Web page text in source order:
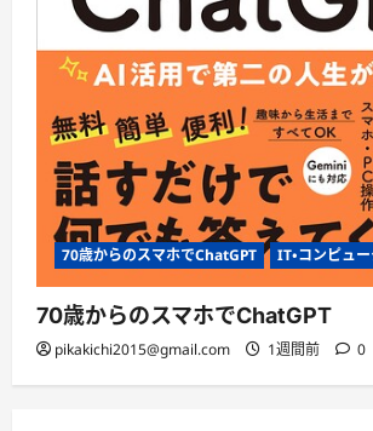
70歳からのスマホでChatGPT IT・コンピュ
70歳からのスマホでChatGPT
pikakichi2015@gmail.com 1週間前 0